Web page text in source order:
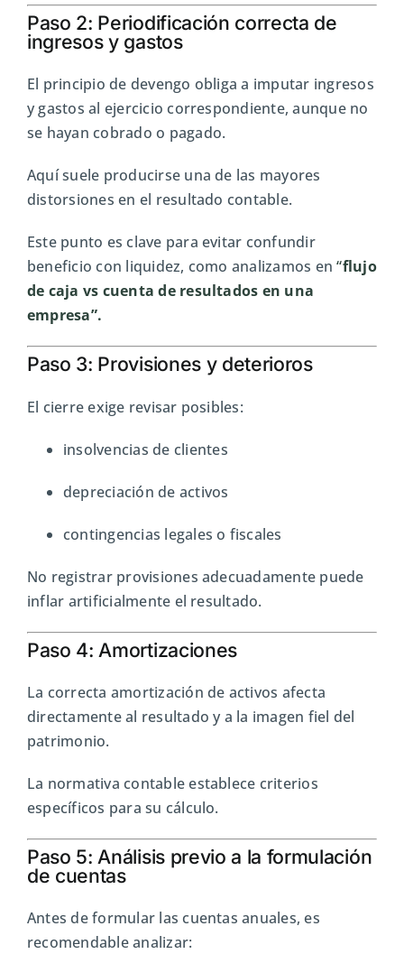
Paso 2: Periodificación correcta de
ingresos y gastos
El principio de devengo obliga a imputar ingresos
y gastos al ejercicio correspondiente, aunque no
se hayan cobrado o pagado.
Aquí suele producirse una de las mayores
distorsiones en el resultado contable.
Este punto es clave para evitar confundir
beneficio con liquidez, como analizamos en“flujo
de caja vs cuenta de resultados en una
empresa”.
Paso 3: Provisiones y deterioros
El cierre exige revisar posibles:
insolvencias de clientes
depreciación de activos
contingencias legales o fiscales
No registrar provisiones adecuadamente puede
inflar artificialmente el resultado.
Paso 4: Amortizaciones
La correcta amortización de activos afecta
directamente al resultado y a la imagen fiel del
patrimonio.
La normativa contable establece criterios
específicos para su cálculo.
Paso 5: Análisis previo a la formulación
de cuentas
Antes de formular las cuentas anuales, es
recomendable analizar: